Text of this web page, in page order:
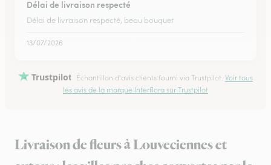
Délai de livraison respecté
Délai de livraison respecté, beau bouquet
13/07/2026
Trustpilot Échantillon d'avis clients fourni via Trustpilot. Voir tous
les avis de la marque Interflora sur Trustpilot
Livraison de fleurs à Louveciennes et